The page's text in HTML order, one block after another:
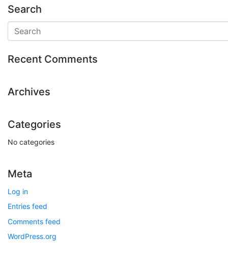
Search
Recent Comments
Archives
Categories
No categories
Meta
Log in
Entries feed
Comments feed
WordPress.org